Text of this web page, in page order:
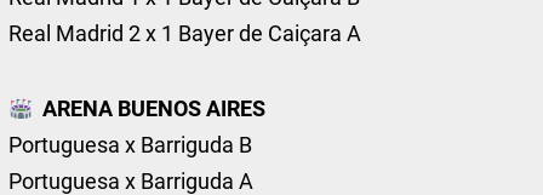
Real Madrid 2 x 1 Bayer de Caiçara A
ARENA BUENOS AIRES
Portuguesa x Barriguda B
Portuguesa x Barriguda A